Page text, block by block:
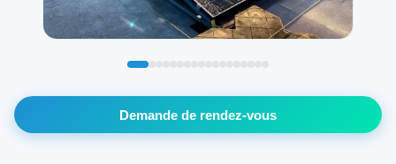
Demande de rendez-vous